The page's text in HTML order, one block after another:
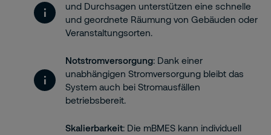
und Durchsagen unterstützen eine schnelle
und geordnete Räumung von Gebäuden oder
Veranstaltungsorten.
Notstromversorgung: Dank einer
unabhängigen Stromversorgung bleibt das
System auch bei Stromausfällen
betriebsbereit.
Skalierbarkeit: Die mBMES kann individuell